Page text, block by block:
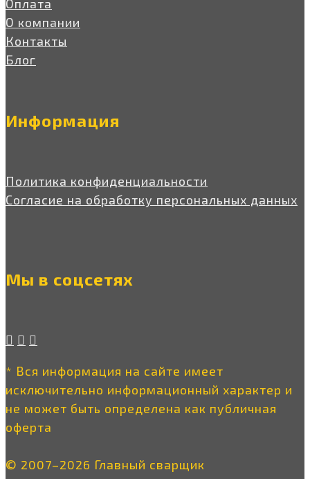
Оплата
О компании
Контакты
Блог
Информация
Политика конфиденциальности
Согласие на обработку персональных данных
Мы в соцсетях
* Вся информация на сайте имеет
исключительно информационный характер и
не может быть определена как публичная
оферта
© 2007–2026 Главный сварщик